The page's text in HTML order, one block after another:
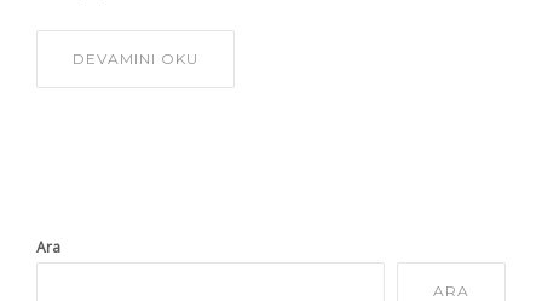
DEVAMINI OKU
Ara
ARA